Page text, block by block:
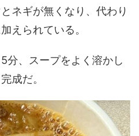
ネギが無くなり、代わり
えられている。
分、スープをよく溶かし
成だ。